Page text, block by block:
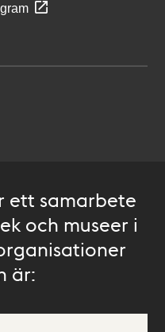
ett samarbete
och museer i
är: